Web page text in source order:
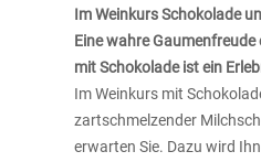
Im Weinkurs Schokolade
Eine wahre
mit Schokolade ist ein
Im Weinkurs mit
zartschmelzender
erwarten Sie. Dazu wird